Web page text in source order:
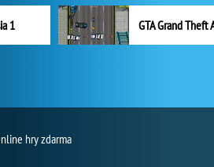
1 GTA Grand Theft
hry zdarma